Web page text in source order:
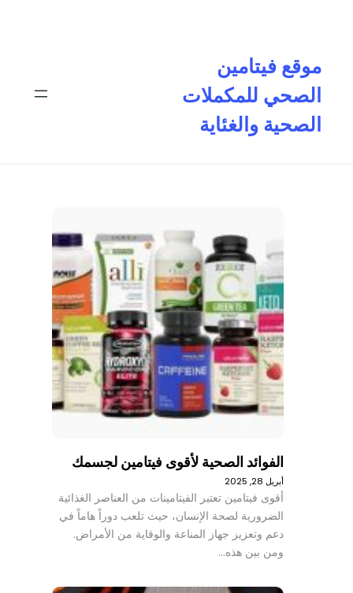
موقع فيتامين
الصحي للمكملات
الصحية والغئاية
الفوائد الصحية لأقوى فيتامين لجسمك
أبريل 28, 2025
أقوى فيتامين تعتبر الفيتامينات من العناصر الغذائية
الضرورية لصحة الإنسان، حيث تلعب دوراً هاماً في
دعم وتعزيز جهاز المناعة والوقاية من الأمراض.
ومن بين هذه…